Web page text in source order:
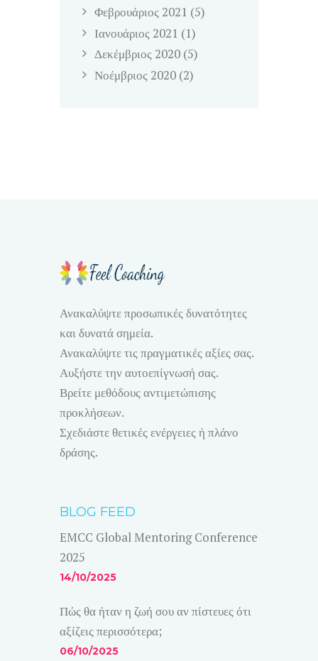
Φεβρουάριος 2021 (5)
Ιανουάριος 2021 (1)
Δεκέμβριος 2020 (5)
Νοέμβριος 2020 (2)
Ανακαλύψτε προσωπικές δυνατότητες
και δυνατά σημεία.
Ανακαλύψτε τις πραγματικές αξίες σας.
Αυξήστε την αυτοεπίγνωσή σας.
Βρείτε μεθόδους αντιμετώπισης
προκλήσεων.
Σχεδιάστε θετικές ενέργειες ή πλάνο
δράσης.
BLOG FEED
EMCC Global Mentoring Conference
2025
14/10/2025
Πώς θα ήταν η ζωή σου αν πίστευες ότι
αξίζεις περισσότερα;
06/10/2025